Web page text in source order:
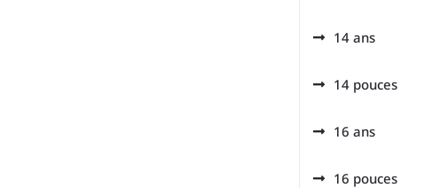
14 ans
14 pouces
16 ans
16 pouces